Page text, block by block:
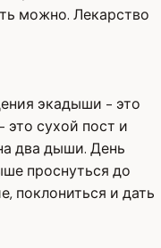
можно. Лекарство
экадыши - это
сухой пост и
два дыши. День
проснуться до
поклониться и дать